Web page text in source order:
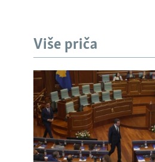
TRI DECENIJE OD RATA U BIH
SVE KARTE DEJTONA
NASTANAK I RASPAD JUGOSLAVIJE
Više priča